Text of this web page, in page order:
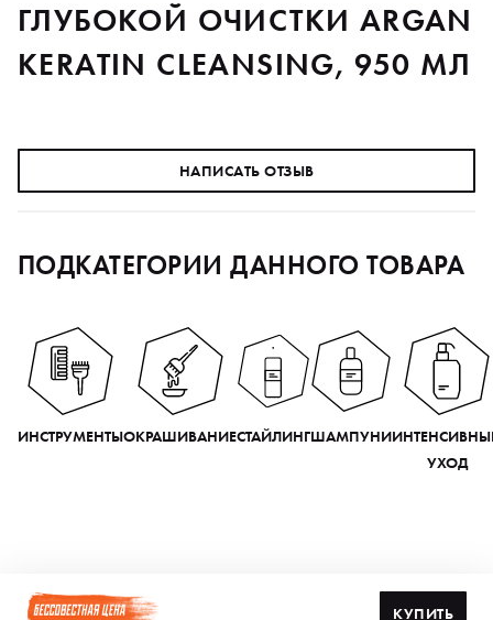
ГЛУБОКОЙ ОЧИСТКИ ARGAN
KERATIN CLEANSING, 950 МЛ
НАПИСАТЬ ОТЗЫВ
ПОДКАТЕГОРИИ ДАННОГО ТОВАРА
ИНСТРУМЕНТЫОКРАШИВАНИЕСТАЙЛИНГШАМПУНИ
УХОД
КУПИТЬ